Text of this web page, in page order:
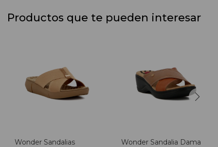
Productos que te pueden interesar
Wonder Sandalias
Wonder Sandalia Dama